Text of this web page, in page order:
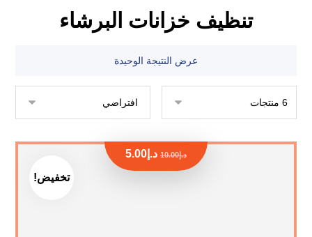
تنظيف خزانات البرشاء
عرض النتيجة الوحيدة
تخفيض!
د.إ10.00 د.إ 5.00